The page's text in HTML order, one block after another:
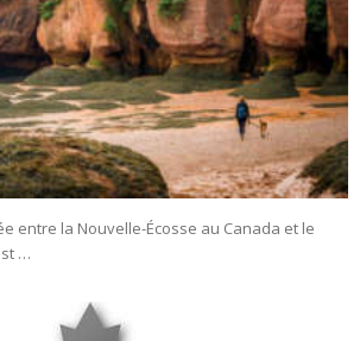
entre la Nouvelle-Écosse au Canada et le
…